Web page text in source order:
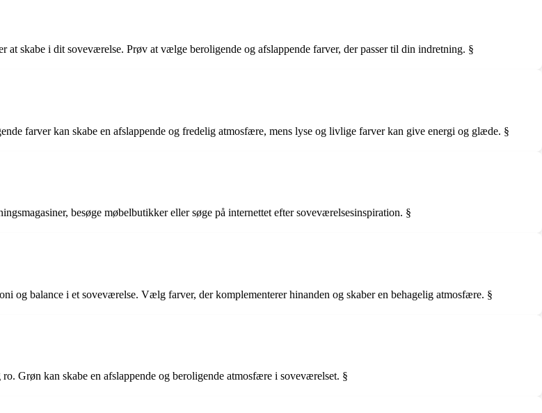
skabe i dit soveværelse. Prøv at vælge beroligende og afslappende farver, der passer til din indretning. §
farver kan skabe en afslappende og fredelig atmosfære, mens lyse og livlige farver kan give energi og glæde. §
besøge møbelbutikker eller søge på internettet efter soveværelsesinspiration. §
og balance i et soveværelse. Vælg farver, der komplementerer hinanden og skaber en behagelig atmosfære. §
Grøn kan skabe en afslappende og beroligende atmosfære i soveværelset. §